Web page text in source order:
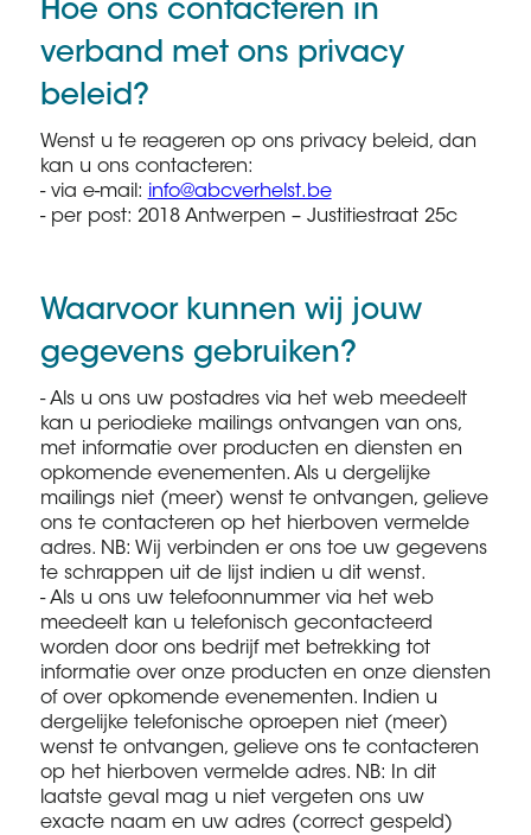
Hoe ons contacteren in
verband met ons privacy
beleid?
Wenst u te reageren op ons privacy beleid, dan
kan u ons contacteren:
- via e-mail: info@abcverhelst.be
- per post: 2018 Antwerpen – Justitiestraat 25c
Waarvoor kunnen wij jouw
gegevens gebruiken?
- Als u ons uw postadres via het web meedeelt
kan u periodieke mailings ontvangen van ons,
met informatie over producten en diensten en
opkomende evenementen. Als u dergelijke
mailings niet (meer) wenst te ontvangen, gelieve
ons te contacteren op het hierboven vermelde
adres. NB: Wij verbinden er ons toe uw gegevens
te schrappen uit de lijst indien u dit wenst.
- Als u ons uw telefoonnummer via het web
meedeelt kan u telefonisch gecontacteerd
worden door ons bedrijf met betrekking tot
informatie over onze producten en onze diensten
of over opkomende evenementen. Indien u
dergelijke telefonische oproepen niet (meer)
wenst te ontvangen, gelieve ons te contacteren
op het hierboven vermelde adres. NB: In dit
laatste geval mag u niet vergeten ons uw
exacte naam en uw adres (correct gespeld)